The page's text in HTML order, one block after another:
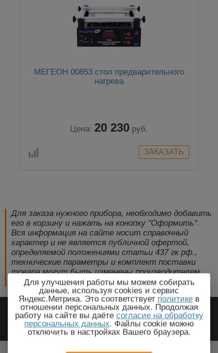
МЕГЕОН 00853 стол предварительного
нагрева
Цена: 20 230 руб.
Для заказа нужного прибора, необходимо добавить
его в корзину и нажать на конопку "Оформить".
Вся информация на сайте носит справочный
характер и не является публичной офертой,
определяемой положениями статьи 437 гк рф.,
технические параметры и комплект поставки
товара могут быть изменены производителем
без предварительного уведомления!
2009-2026 © ЭлектроПрогресс -
Электротехническое оборудование
Для улучшения работы мы можем собирать
данные, используя cookies и сервис
Яндекс.Метрика. Это соответствует политике в
отношении персональных данных. Продолжая
работу на сайте вы даёте согласие на обработку
персональных данных. Файлы cookie можно
отключить в настройках Вашего браузера.